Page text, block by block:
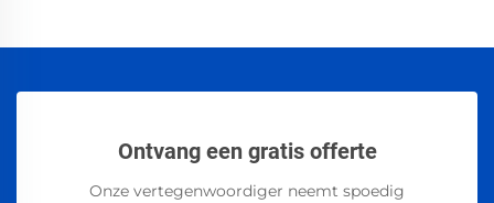
Ontvang een gratis offerte
Onze vertegenwoordiger neemt spoedig